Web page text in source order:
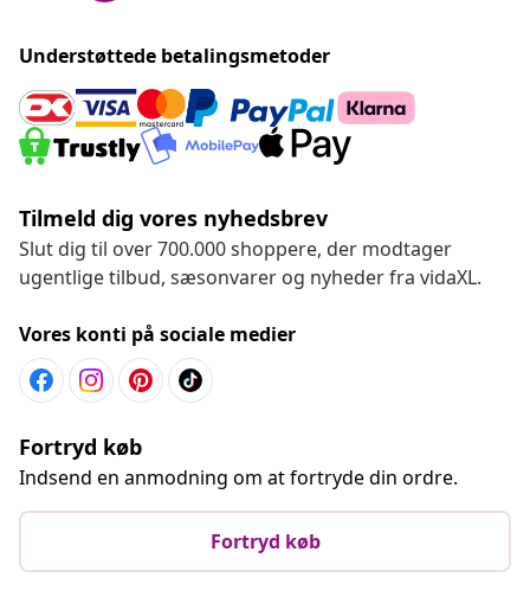
Understøttede betalingsmetoder
Tilmeld dig vores nyhedsbrev
Slut dig til over 700.000 shoppere, der modtager
ugentlige tilbud, sæsonvarer og nyheder fra vidaXL.
Vores konti på sociale medier
Fortryd køb
Indsend en anmodning om at fortryde din ordre.
Fortryd køb